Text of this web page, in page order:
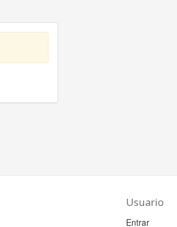
Usuario
Entrar